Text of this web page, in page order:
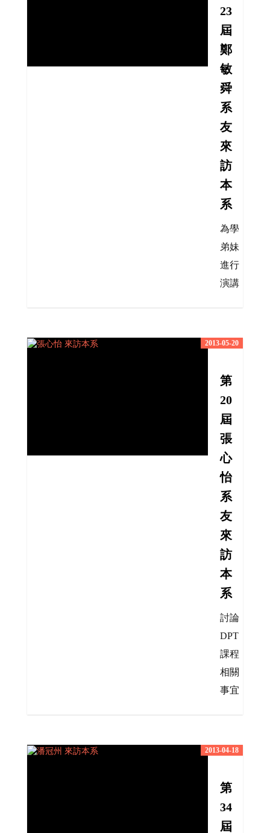
23
屆
鄭
敏
舜
系
友
來
訪
本
系
為學
弟妹
進行
演講
2013-05-20
第
20
屆
張
心
怡
系
友
來
訪
本
系
討論
DPT
課程
相關
事宜
2013-04-18
第
34
屆